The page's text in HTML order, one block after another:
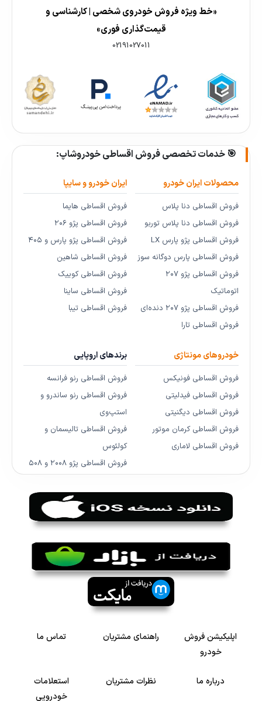
«خط ویژه فروش خودروی شخصی | کارشناسی و
قیمت‌گذاری فوری»
02191027011
🎯 خدمات تخصصی فروش اقساطی خودروشاپ:
محصولات ایران خودرو
فروش اقساطی دنا پلاس
فروش اقساطی دنا پلاس توربو
فروش اقساطی پژو پارس LX
فروش اقساطی پارس دوگانه سوز
فروش اقساطی پژو ۲۰۷
اتوماتیک
فروش اقساطی پژو ۲۰۷ دنده‌ای
فروش اقساطی تارا
ایران خودرو و سایپا
فروش اقساطی هایما
فروش اقساطی پژو ۲۰۶
فروش اقساطی پژو پارس و ۴۰۵
فروش اقساطی شاهین
فروش اقساطی کوییک
فروش اقساطی ساینا
فروش اقساطی تیبا
خودروهای مونتاژی
فروش اقساطی فونیکس
فروش اقساطی فیدلیتی
فروش اقساطی دیگنیتی
فروش اقساطی کرمان موتور
فروش اقساطی لاماری
برندهای اروپایی
فروش اقساطی رنو فرانسه
فروش اقساطی رنو ساندرو و
استپ‌وی
فروش اقساطی تالیسمان و
کولئوس
فروش اقساطی پژو ۲۰۰۸ و ۵۰۸
اپلیکیشن فروش
خودرو
راهنمای مشتریان تماس ما
درباره ما نظرات مشتریان
استعلامات
خودرویی